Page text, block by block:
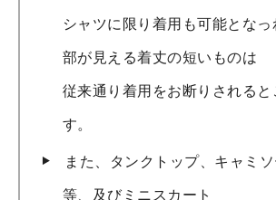
シャツに限り着用も可能とな
部が見える着丈の短いものは
従来通り着用をお断りされると
す。
また、タンクトップ、キャミ
等、及びミニスカート